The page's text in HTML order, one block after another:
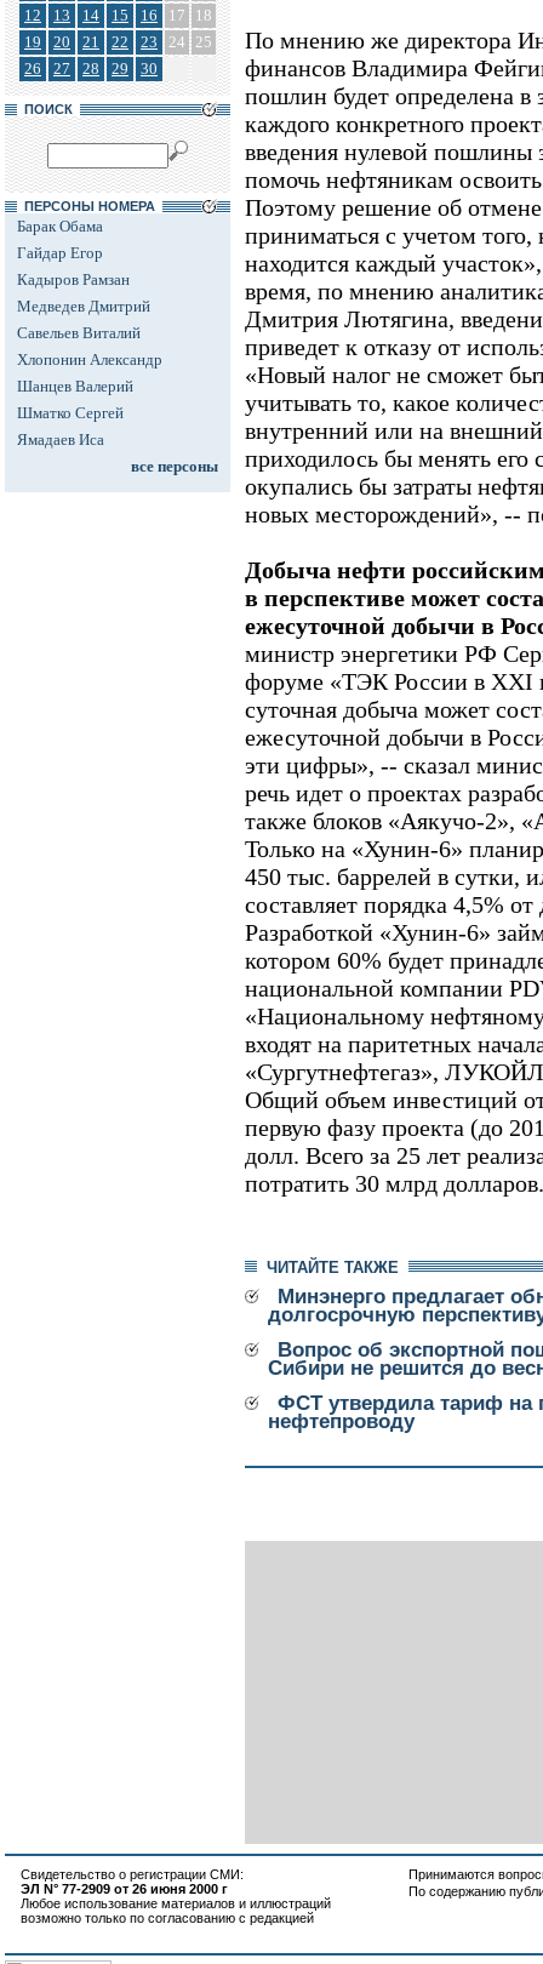
12
13 14 15 16 17
18
19
20 21 22 23 24 25
26
27 28 29 30
ПОИСК
ПЕРСОНЫ НОМЕРА
Барак Обама
Гайдар Егор
Кадыров Рамзан
Медведев Дмитрий
Савельев Виталий
Хлопонин Александр
Шанцев Валерий
Шматко Сергей
Ямадаев Иса
все персоны
По мнению же директора
финансов Владимира
пошлин будет определена
каждого конкретного
введения нулевой пошлины
помочь нефтяникам
Поэтому решение об
приниматься с учетом того,
находится каждый
время, по мнению
Дмитрия Лютягина,
приведет к отказу от
«Новый налог не сможет
учитывать то, какое
внутренний или на
приходилось бы менять его
окупались бы затраты
новых месторождений», --
Добыча нефти
в перспективе может
ежесуточной добычи в
министр энергетики РФ
форуме «ТЭК России в XXI
суточная добыча может
ежесуточной добычи в
эти цифры», -- сказал
речь идет о проектах
также блоков «Аякучо-2»,
Только на «Хунин-6»
450 тыс. баррелей в сутки,
составляет порядка 4,5%
Разработкой «Хунин-6»
котором 60% будет
национальной компании
«Национальному
входят на паритетных
«Сургутнефтегаз»,
Общий объем инвестиций
первую фазу проекта (до
долл. Всего за 25 лет
потратить 30 млрд долларов.
ЧИТАЙТЕ ТАКЖЕ
Минэнерго предлагает
долгосрочную
Вопрос об экспортной
Сибири не решится до
ФСТ утвердила тариф на
нефтепроводу
Свидетельство о регистрации СМИ:
ЭЛ N° 77-2909 от 26 июня 2000 г
Любое использование материалов и иллюстраций
возможно только по согласованию с редакцией
Принимаются
По содержанию